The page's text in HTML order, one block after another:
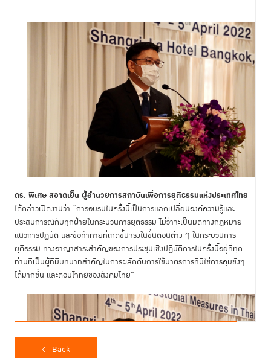
ดร. พิเศษ สอาดเย็น ผู้อำนวยการสถาบันเพื่อการยุติธรรมแห่งประเทศไทย
ได้กล่าวเปิดงานว่า “การอบรมในครั้งนี้เป็นการแลกเปลี่ยนองค์ความรู้และ
ประสบการณ์กับทุกฝ่ายในกระบวนการยุติธรรม ไม่ว่าจะเป็นมิติทางกฎหมาย
แนวการปฏิบัติ และข้อท้าทายที่เกิดขึ้นจริงในขั้นตอนต่าง ๆ ในกระบวนการ
ยุติธรรม ทางอาญาสาระสำคัญของการประชุมเชิงปฏิบัติการในครั้งนี้อยู่ที่ทุก
ท่านที่เป็นผู้ที่มีบทบาทสำคัญในการผลักดันการใช้มาตรการที่มิใช่การคุมขังๆ
ได้มากขึ้น และตอบโจทย์ของสังคมไทย”
Back